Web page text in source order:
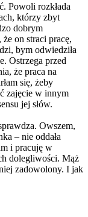
Powoli rozkłada
którzy zbyt
dobrym
on straci pracę,
bym odwiedziła
Ostrzega przed
że praca na
się, żeby
zajęcie w innym
jej słów.
Owszem,
– nie oddała
i pracuję w
dolegliwości. Mąż
zadowolony. I jak